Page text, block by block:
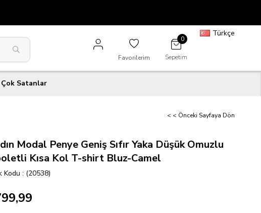
Türkçe
Sepetim
0
Favorilerim
Çok Satanlar
< < Önceki Sayfaya Dön
Modal Penye Geniş Sıfır Yaka Düşük Omuzlu
Kısa Kol T-shirt Bluz-Camel
Kodu (20538)